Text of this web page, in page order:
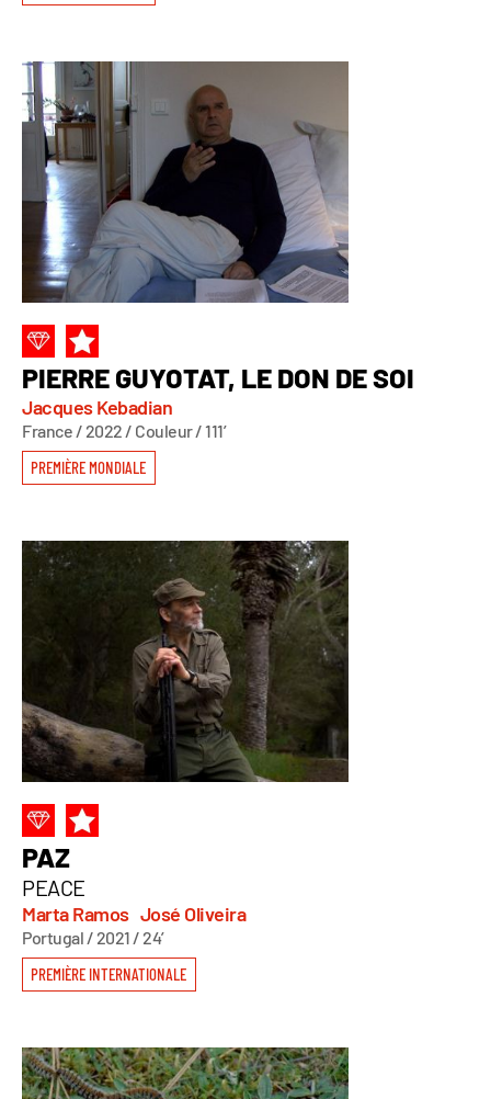
PIERRE GUYOTAT, LE DON DE SOI
Jacques Kebadian
France / 2022 / Couleur / 111’
PREMIÈRE MONDIALE
PAZ
PEACE
Marta Ramos José Oliveira
Portugal / 2021 / 24’
PREMIÈRE INTERNATIONALE